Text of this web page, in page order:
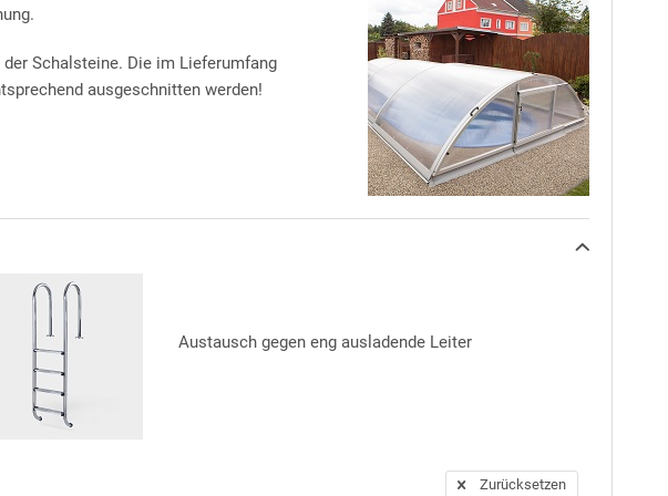
gewährt. Hiervon ausgenommen
Schlagdübel am Beckenrand befestigt werden. Beides ist im
als Aufnahme für
Schalsteine. Die im Lieferumfang
ausgeschnitten werden!
Austausch gegen eng ausladende Leiter
Zurücksetzen